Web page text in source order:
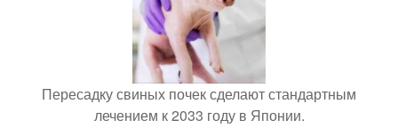
Пересадку свиных почек сделают стандартным
лечением к 2033 году в Японии.